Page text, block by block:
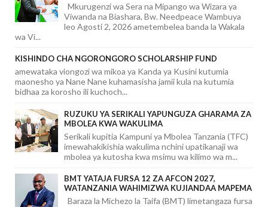
Mkurugenzi wa Sera na Mipango wa Wizara ya
Viwanda na Biashara, Bw. Needpeace Wambuya
leo Agosti 2, 2026 ametembelea banda la Wakala
wa Vi...
KISHINDO CHA NGORONGORO SCHOLARSHIP FUND
amewataka viongozi wa mikoa ya Kanda ya Kusini kutumia
maonesho ya Nane Nane kuhamasisha jamii kula na kutumia
bidhaa za korosho ili kuchoch...
RUZUKU YA SERIKALI YAPUNGUZA GHARAMA ZA
MBOLEA KWA WAKULIMA
Serikali kupitia Kampuni ya Mbolea Tanzania (TFC)
imewahakikishia wakulima nchini upatikanaji wa
mbolea ya kutosha kwa msimu wa kilimo wa m...
BMT YATAJA FURSA 12 ZA AFCON 2027,
WATANZANIA WAHIMIZWA KUJIANDAA MAPEMA
Baraza la Michezo la Taifa (BMT) limetangaza fursa